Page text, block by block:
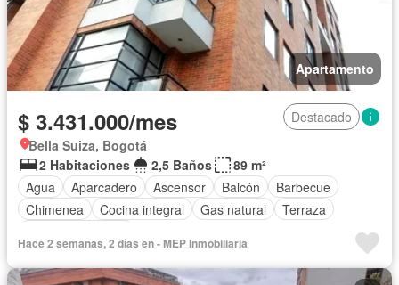
Apartamento
$ 3.431.000/mes
Destacado
Bella Suiza, Bogotá
2 Habitaciones
2,5 Baños
89 m²
Agua
Aparcadero Ascensor Balcón
Barbecue
Chimenea
Cocina integral Gas natural
Terraza
Hace 2 semanas, 2 días en - MEP Inmobiliaria